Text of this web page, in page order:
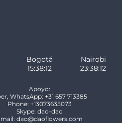
Bogotá
15:38:12
Nairobi
23:38:12
Apoyo:
WhatsApp: +31 657 713385
Phone: +13073635073
Skype: dao-dao
dao@daoflowers.com